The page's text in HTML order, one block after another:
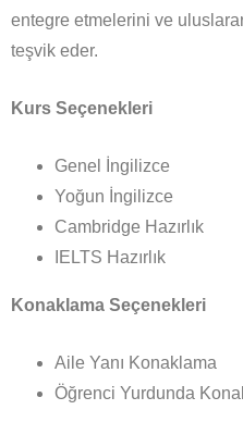
entegre etmelerini ve
teşvik eder.
Kurs Seçenekleri
Genel İngilizce
Yoğun İngilizce
Cambridge Hazırlık
IELTS Hazırlık
Konaklama Seçenekleri
Aile Yanı Konaklama
Öğrenci Yurdunda